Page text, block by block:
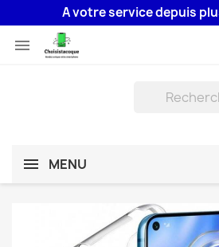
A votre service depuis plus

MENU